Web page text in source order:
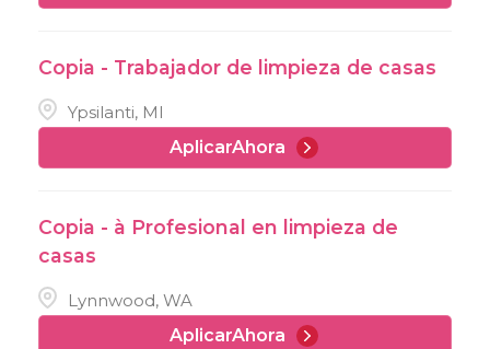
Copia - Trabajador de limpieza de casas
Ypsilanti, MI
AplicarAhora
Copia - à Profesional en limpieza de
casas
Lynnwood, WA
AplicarAhora